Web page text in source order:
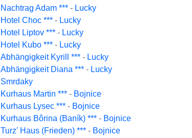
Nachtrag Adam *** - Lucky
Hotel Choc *** - Lucky
Hotel Liptov *** - Lucky
Hotel Kubo *** - Lucky
Abhängigkeit Kyrill *** - Lucky
Abhängigkeit Diana *** - Lucky
Smrdaky
Kurhaus Martin *** - Bojnice
Kurhaus Lysec *** - Bojnice
Kurhaus Bôrina (Baník) *** - Bojnice
Turz' Haus (Frieden) *** - Bojnice